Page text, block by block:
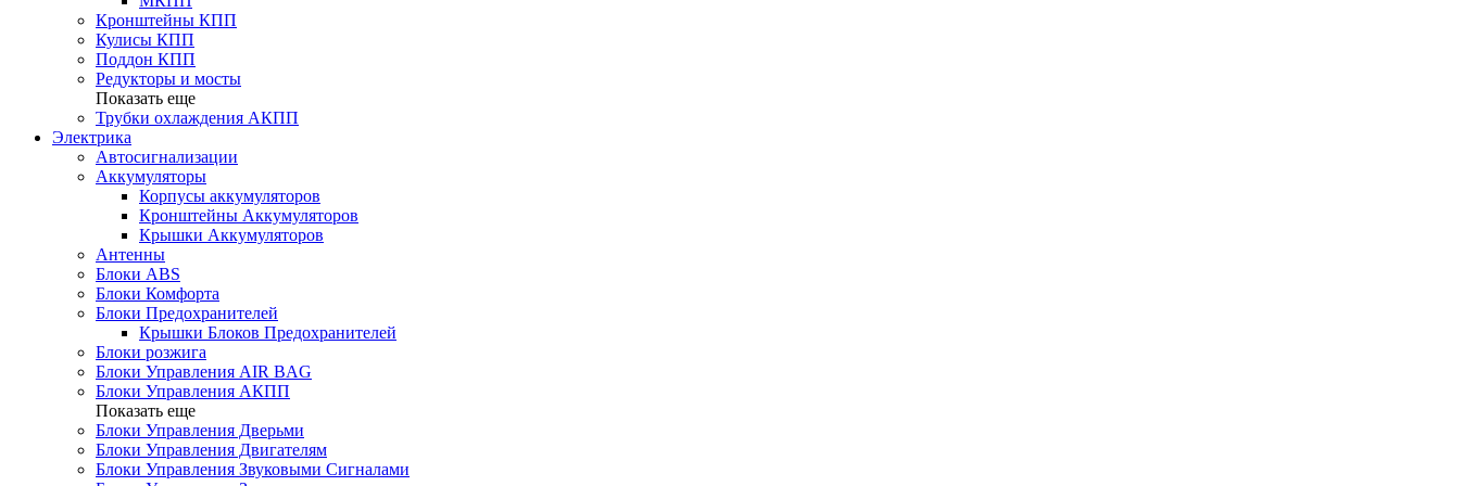
Кронштейны КПП
Кулисы КПП
Поддон КПП
Редукторы и мосты
Показать еще
Трубки охлаждения АКПП
Электрика
Автосигнализации
Аккумуляторы
Корпусы аккумуляторов
Кронштейны Аккумуляторов
Крышки Аккумуляторов
Антенны
Блоки ABS
Блоки Комфорта
Блоки Предохранителей
Крышки Блоков Предохранителей
Блоки розжига
Блоки Управления AIR BAG
Блоки Управления АКПП
Показать еще
Блоки Управления Дверьми
Блоки Управления Двигателям
Блоки Управления Звуковыми Сигналами